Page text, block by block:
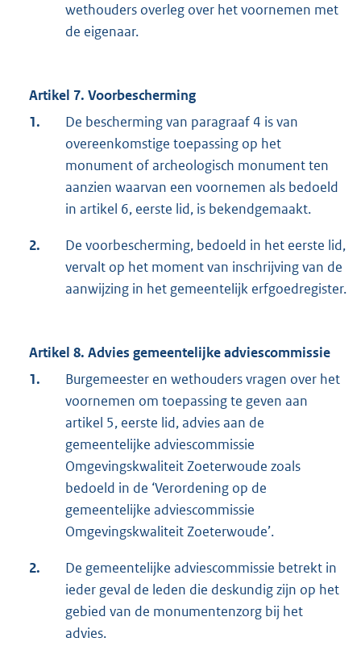
wethouders overleg over het voornemen met
de eigenaar.
Artikel 7. Voorbescherming
1.
De bescherming van paragraaf 4 is van
overeenkomstige toepassing op het
monument of archeologisch monument ten
aanzien waarvan een voornemen als bedoeld
in artikel 6, eerste lid, is bekendgemaakt.
2.
De voorbescherming, bedoeld in het eerste lid,
vervalt op het moment van inschrijving van de
aanwijzing in het gemeentelijk erfgoedregister.
Artikel 8. Advies gemeentelijke adviescommissie
1.
Burgemeester en wethouders vragen over het
voornemen om toepassing te geven aan
artikel 5, eerste lid, advies aan de
gemeentelijke adviescommissie
Omgevingskwaliteit Zoeterwoude zoals
bedoeld in de ‘Verordening op de
gemeentelijke adviescommissie
Omgevingskwaliteit Zoeterwoude’.
2.
De gemeentelijke adviescommissie betrekt in
ieder geval de leden die deskundig zijn op het
gebied van de monumentenzorg bij het
advies.